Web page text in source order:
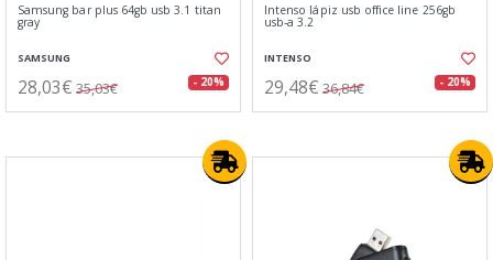
Samsung bar plus 64gb usb 3.1 titan
gray
SAMSUNG
28,03€ 35,03€ - 20%
Intenso lápiz usb office line 256gb
usb-a 3.2
INTENSO
29,48€ 36,84€ - 20%